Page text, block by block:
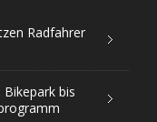
Radfahrer
bis